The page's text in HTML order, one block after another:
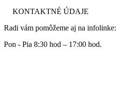
KONTAKTNÉ ÚDAJE
Radi vám pomôžeme aj na infolinke:
Pon - Pia 8:30 hod – 17:00 hod.